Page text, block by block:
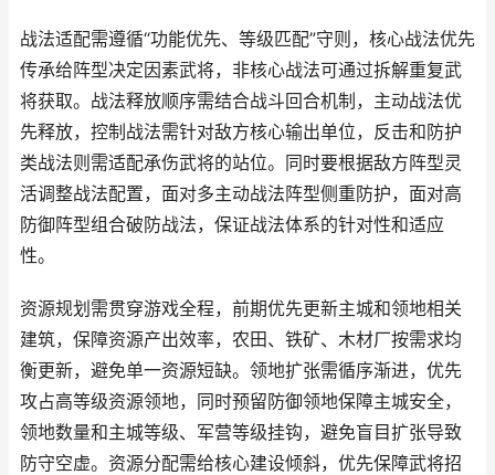
战法适配需遵循“功能优先、等级匹配”守则，核心战法优先
传承给阵型决定因素武将，非核心战法可通过拆解重复武
将获取。战法释放顺序需结合战斗回合机制，主动战法优
先释放，控制战法需针对敌方核心输出单位，反击和防护
类战法则需适配承伤武将的站位。同时要根据敌方阵型灵
活调整战法配置，面对多主动战法阵型侧重防护，面对高
防御阵型组合破防战法，保证战法体系的针对性和适应
性。
资源规划需贯穿游戏全程，前期优先更新主城和领地相关
建筑，保障资源产出效率，农田、铁矿、木材厂按需求均
衡更新，避免单一资源短缺。领地扩张需循序渐进，优先
攻占高等级资源领地，同时预留防御领地保障主城安全，
领地数量和主城等级、军营等级挂钩，避免盲目扩张导致
防守空虚。资源分配需给核心建设倾斜，优先保障武将招